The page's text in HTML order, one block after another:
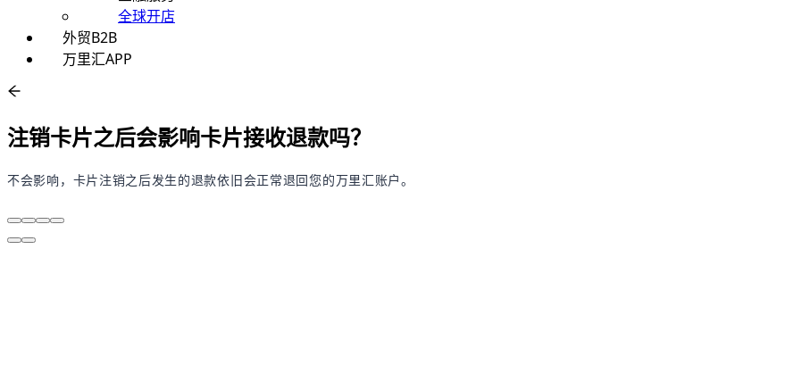
全球开店
外贸B2B
万里汇APP
注销卡片之后会影响卡片接收退款吗？
不会影响，卡片注销之后发生的退款依旧会正常退回您的万里汇账户。